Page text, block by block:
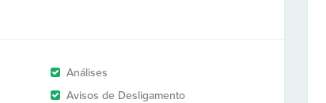
Análises
Avisos de Desligamento